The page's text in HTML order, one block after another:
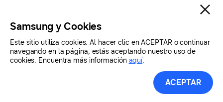
SAMSUNG.COM
Copyright© SAMSUNG Todos los derechos reservados.
Samsung y Cookies
Este sitio utiliza cookies. Al hacer clic en ACEPTAR o continuar
navegando en la página, estás aceptando nuestro uso de
cookies. Encuentra más información aquí.
ACEPTAR